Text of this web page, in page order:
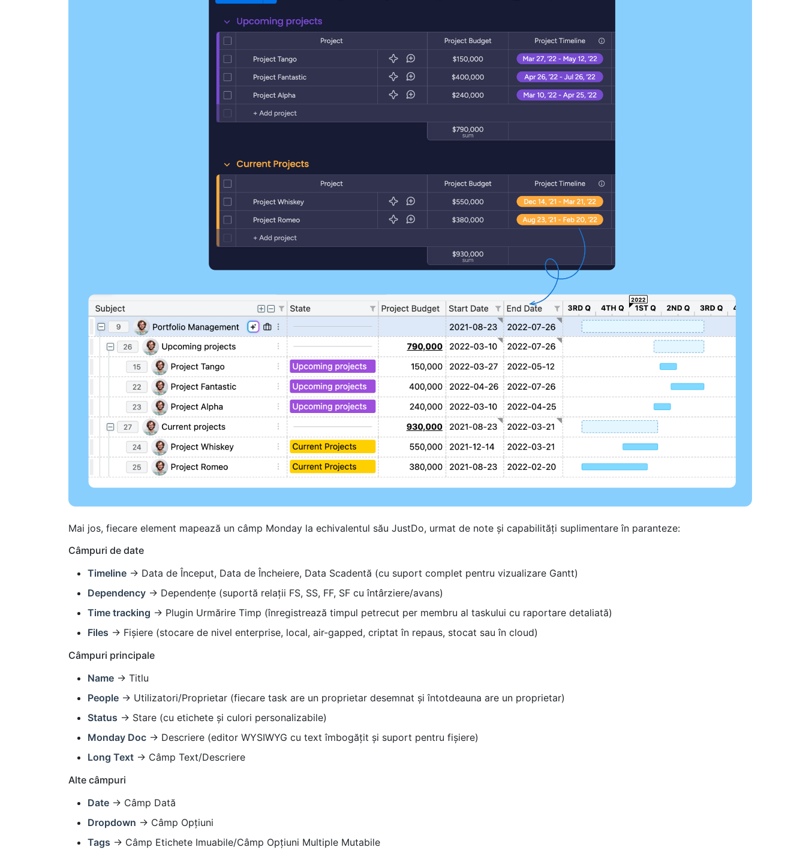
Mai jos, fiecare element mapează un câmp Monday la echivalentul său JustDo, urmat de note și capabilități suplimentare în paranteze:
Câmpuri de date
Timeline → Data de Început, Data de Încheiere, Data Scadentă (cu suport complet pentru vizualizare Gantt)
Dependency → Dependențe (suportă relații FS, SS, FF, SF cu întârziere/avans)
Time tracking → Plugin Urmărire Timp (înregistrează timpul petrecut per membru al taskului cu raportare detaliată)
Files → Fișiere (stocare de nivel enterprise, local, air-gapped, criptat în repaus, stocat sau în cloud)
Câmpuri principale
Name → Titlu
People → Utilizatori/Proprietar (fiecare task are un proprietar desemnat și întotdeauna are un proprietar)
Status → Stare (cu etichete și culori personalizabile)
Monday Doc → Descriere (editor WYSIWYG cu text îmbogățit și suport pentru fișiere)
Long Text → Câmp Text/Descriere
Alte câmpuri
Date → Câmp Dată
Dropdown → Câmp Opțiuni
Tags → Câmp Etichete Imuabile/Câmp Opțiuni Multiple Mutabile